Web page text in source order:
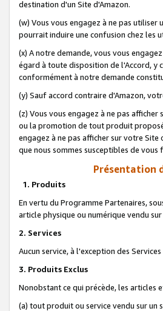
destination d'un Site d'Amazon.
(w) Vous vous engagez à ne pas
pourrait induire une confusion chez les
(x) A notre demande, vous vous
égard à toute disposition de l'Accord, y
conformément à notre demande
(y) Sauf accord contraire d'Amazon,
(z) Vous vous engagez à ne pas
ou la promotion de tout produit
engagez à ne pas afficher sur votre
que nous sommes susceptibles de
Présentation
1. Produits
En vertu du Programme Partenaires,
article physique ou numérique vendu
2. Services
Aucun service, à l'exception des
3. Produits Exclus
Nonobstant ce qui précède, les articles
(a) tout produit ou service vendu sur un